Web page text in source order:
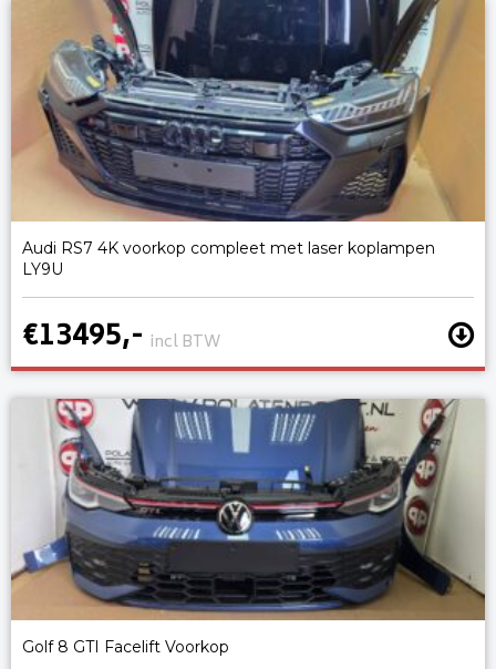
Audi RS7 4K voorkop compleet met laser koplampen
LY9U
€13495,- incl BTW
Golf 8 GTI Facelift Voorkop